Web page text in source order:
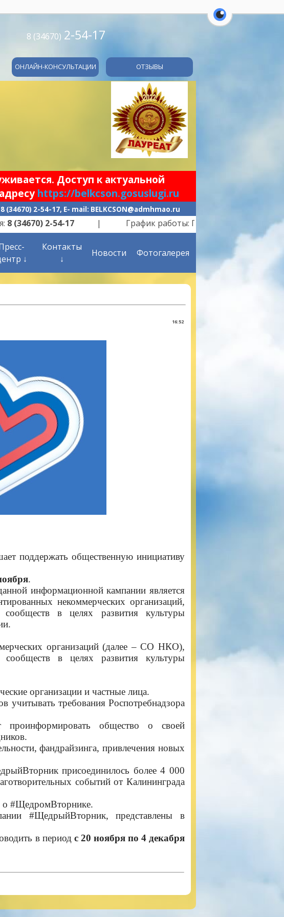
перейти на
8 (34670) 2-54-17
ОНЛАЙН-КОНСУЛЬТАЦИИ ОТЗЫВЫ
Доступ к актуальной
https://belkcson.gosuslugi.ru
2-54-17, E- mail: BELKCSON@admhmao.ru
2-54-17| График работы: ПН-ПТ - |
↓
Контакты
↓
Новости Фотогалерея
16:52
поддержать общественную инициативу
.
информационной кампании является
некоммерческих организаций,
в целях развития культуры
организаций (далее – СО НКО),
в целях развития культуры
организации и частные лица.
требования Роспотребнадзора
проинформировать общество о своей
фандрайзинга, привлечения новых
присоединилось более 4 000
событий от Калининграда
о #ЩедромВторнике.
#ЩедрыйВторник, представлены в
в период с 20 ноября по 4 декабря